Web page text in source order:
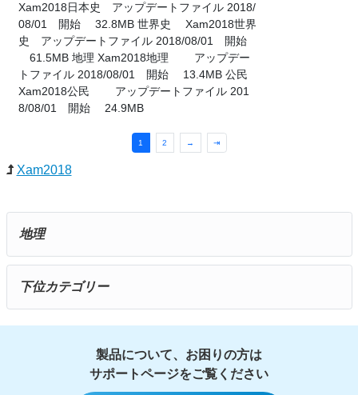
Xam2018日本史 アップデートファイル 2018/
08/01 開始 32.8MB 世界史 Xam2018世界
史 アップデートファイル 2018/08/01 開始
61.5MB 地理 Xam2018地理 アップデー
トファイル 2018/08/01 開始 13.4MB 公民
Xam2018公民 アップデートファイル 201
8/08/01 開始 24.9MB
1 2 → ⇥
Xam2018
地理
下位カテゴリー
製品について、お困りの方は
サポートページをご覧ください